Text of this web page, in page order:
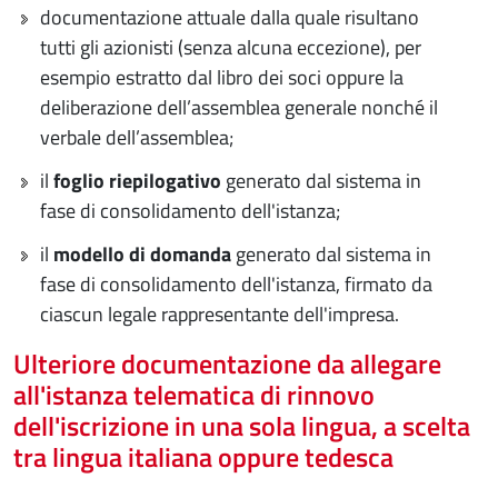
documentazione attuale dalla quale risultano
tutti gli azionisti (senza alcuna eccezione), per
esempio estratto dal libro dei soci oppure la
deliberazione dell’assemblea generale nonché il
verbale dell’assemblea;
ilfoglio riepilogativo generato dal sistema in
fase di consolidamento dell'istanza;
il modello di domandagenerato dal sistema in
fase di consolidamento dell'istanza, firmato da
ciascun legale rappresentante dell'impresa.
Ulteriore documentazione da allegare
all'istanza telematica di rinnovo
dell'iscrizione in una sola lingua, a scelta
tra lingua italiana oppure tedesca